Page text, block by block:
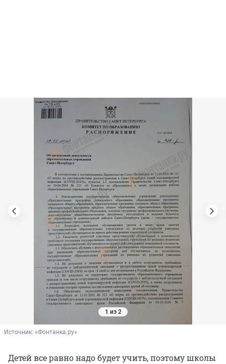
1 из 2
Источник: «Фонтанка.ру»
Детей все равно надо будет учить, поэтому школы